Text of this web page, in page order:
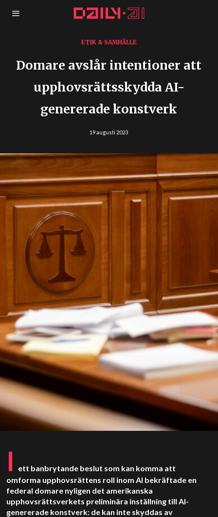
ETIK & SAMHÄLLE
Domare avslår intentioner att
upphovsrättsskydda AI-
genererade konstverk
19 augusti 2023
I
ett banbrytande beslut som kan komma att
omforma upphovsrättens roll inom AI bekräftade en
federal domare nyligen det amerikanska
upphovsrättsverkets preliminära inställning till AI-
genererade konstverk: de kan inte skyddas av